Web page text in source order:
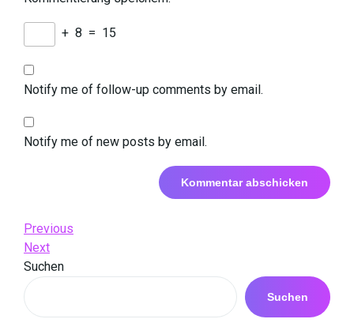
+ 8 = 15
Notify me of follow-up comments by email.
Notify me of new posts by email.
Beitrags-
Navigation
Previous
Post
Previous
Next
Post
Next
Suchen
Suchen